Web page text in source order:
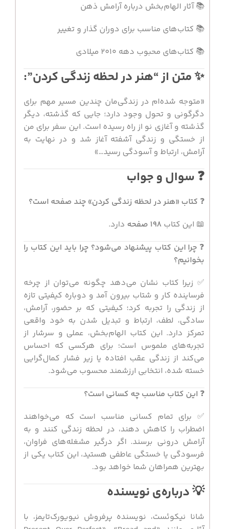
📚 آثار الهام‌بخش درباره آرامش ذهن
📚 کتاب‌های مناسب برای دوران گذار و تغییر
📚 کتاب‌های محبوب دهه ۲۰۱۰ میلادی
✨ متن از “هنر در لحظه زندگی کردن”:
«متوجه شده‌ام در زندگی‌مان چندین مسیر مهم برای
دگرگونی و تحول وجود دارد؛ جایی که گذشته، دیگر
گذشته و آغازی نو از راه رسیده است. این سفر برای من
از خستگی و زندگی آشفته آغاز شد و در نهایت به
آرامش، ارتباط و آسودگی رسید…»
❓ سوال و جواب
❓ کتاب «هنر در لحظه زندگی کردن» چند صفحه است؟
📖 این کتاب ۱۹۸ صفحه
دارد.
❓ چرا این کتاب پیشنهاد می‌شود؟ چرا باید این کتاب را
بخوانیم؟
✅ زیرا کتاب نشان می‌دهد چگونه می‌توان از چرخه
فرساینده کار و شتاب بیرون آمد و دوباره کیفیتی تازه
از زندگی را تجربه کرد؛ کیفیتی که بر حضور، آرامش،
سادگی، لطف، ارتباط و تبدیل شدن به خود واقعی
تمرکز دارد. این کتاب الهام‌بخش، عملی و سرشار از
تجربه‌های ملموس است؛ برای هرکسی که احساس
می‌کند از زندگی عقب افتاده یا زیر فشار کمال‌گرایی
خسته شده، انتخابی ارزشمند محسوب می‌شود.
❓ این کتاب مناسب چه کسانی است؟
✅ برای تمام کسانی مناسب است که می‌خواهند
اضطراب را کاهش دهند، در لحظه زندگی کنند و به
آرامش درونی برسند. اگر درگیر مشغله‌های فراوان،
فرسودگی یا خستگی عاطفی هستید، این کتاب یکی از
بهترین همراهان شما خواهد بود.
💡 درباره‌ی نویسنده
شانا نیکوئست، نویسنده پرفروش نیویورک‌تایمز، با